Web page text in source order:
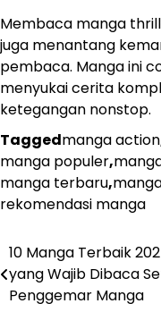
Membaca manga
juga menantang
pembaca. Manga ini
menyukai cerita
ketegangan nonstop.
Taggedmanga action
manga populer,
manga terbaru,
rekomendasi manga
Navigasi
pos
10 Manga Terbaik
yang Wajib Dibaca
Penggemar Manga